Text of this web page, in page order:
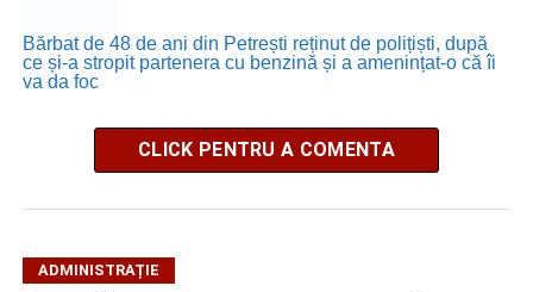
Bărbat de 48 de ani din Petrești reținut de polițiști, după
ce și-a stropit partenera cu benzină și a amenințat-o că îi
va da foc
CLICK PENTRU A COMENTA
ADMINISTRAȚIE